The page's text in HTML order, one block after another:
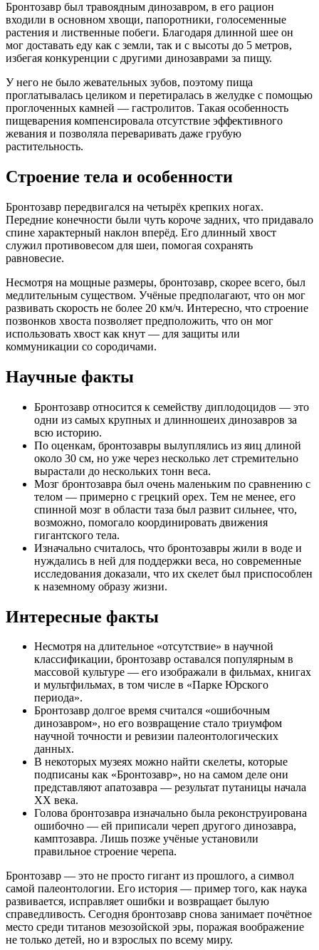
Бронтозавр был травоядным динозавром, в его рацион
входили в основном хвощи, папоротники, голосеменные
растения и лиственные побеги. Благодаря длинной шее он
мог доставать еду как с земли, так и с высоты до 5 метров,
избегая конкуренции с другими динозаврами за пищу.
У него не было жевательных зубов, поэтому пища
проглатывалась целиком и перетиралась в желудке с помощью
проглоченных камней — гастролитов. Такая особенность
пищеварения компенсировала отсутствие эффективного
жевания и позволяла переваривать даже грубую
растительность.
Строение тела и особенности
Бронтозавр передвигался на четырёх крепких ногах.
Передние конечности были чуть короче задних, что придавало
спине характерный наклон вперёд. Его длинный хвост
служил противовесом для шеи, помогая сохранять
равновесие.
Несмотря на мощные размеры, бронтозавр, скорее всего, был
медлительным существом. Учёные предполагают, что он мог
развивать скорость не более 20 км/ч. Интересно, что строение
позвонков хвоста позволяет предположить, что он мог
использовать хвост как кнут — для защиты или
коммуникации со сородичами.
Научные факты
Бронтозавр относится к семейству диплодоцидов — это
одни из самых крупных и длинношеих динозавров за
всю историю.
По оценкам, бронтозавры вылуплялись из яиц длиной
около 30 см, но уже через несколько лет стремительно
вырастали до нескольких тонн веса.
Мозг бронтозавра был очень маленьким по сравнению с
телом — примерно с грецкий орех. Тем не менее, его
спинной мозг в области таза был развит сильнее, что,
возможно, помогало координировать движения
гигантского тела.
Изначально считалось, что бронтозавры жили в воде и
нуждались в ней для поддержки веса, но современные
исследования доказали, что их скелет был приспособлен
к наземному образу жизни.
Интересные факты
Несмотря на длительное «отсутствие» в научной
классификации, бронтозавр оставался популярным в
массовой культуре — его изображали в фильмах, книгах
и мультфильмах, в том числе в «Парке Юрского
периода».
Бронтозавр долгое время считался «ошибочным
динозавром», но его возвращение стало триумфом
научной точности и ревизии палеонтологических
данных.
В некоторых музеях можно найти скелеты, которые
подписаны как «Бронтозавр», но на самом деле они
представляют апатозавра — результат путаницы начала
XX века.
Голова бронтозавра изначально была реконструирована
ошибочно — ей приписали череп другого динозавра,
камптозавра. Лишь позже учёные установили
правильное строение черепа.
Бронтозавр — это не просто гигант из прошлого, а символ
самой палеонтологии. Его история — пример того, как наука
развивается, исправляет ошибки и возвращает былую
справедливость. Сегодня бронтозавр снова занимает почётное
место среди титанов мезозойской эры, поражая воображение
не только детей, но и взрослых по всему миру.